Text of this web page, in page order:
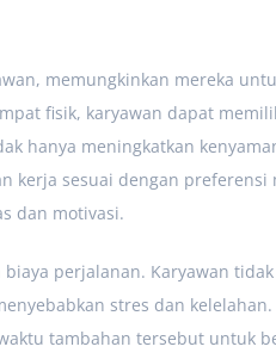
memungkinkan mereka
fisik, karyawan dapat
hanya meningkatkan
kerja sesuai dengan preferensi
dan motivasi.
perjalanan. Karyawan
stres dan kelelahan.
tambahan tersebut untuk